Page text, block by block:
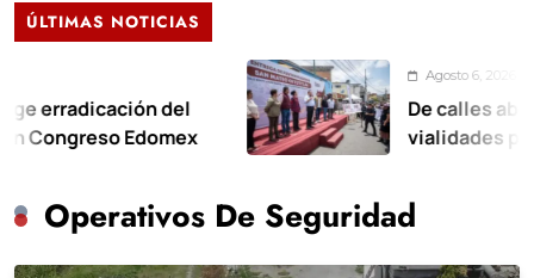
ÚLTIMAS NOTICIAS
del
Edomex
Agosto 6, 2026
De calles abandonadas
vialidades para las
Operativos De Seguridad